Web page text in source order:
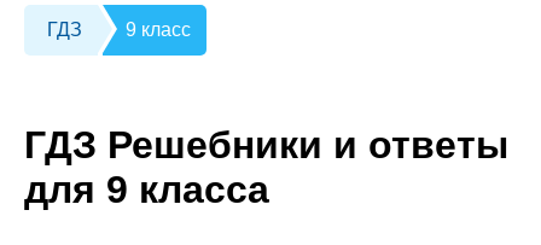
ГДЗ 9 класс
ГДЗ Решебники и ответы
для 9 класса